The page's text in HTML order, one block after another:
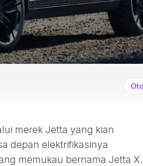
merek Jetta yang kian
depan elektrifikasinya
memukau bernama Jetta X.